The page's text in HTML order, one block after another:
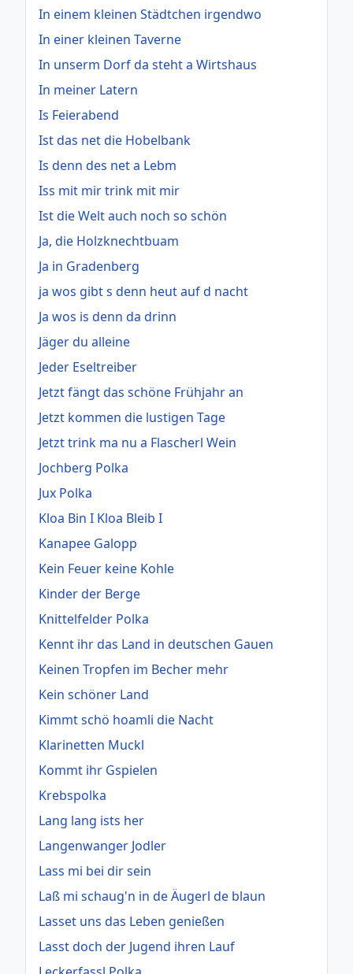
In einem kleinen Städtchen irgendwo
In einer kleinen Taverne
In unserm Dorf da steht a Wirtshaus
In meiner Latern
Is Feierabend
Ist das net die Hobelbank
Is denn des net a Lebm
Iss mit mir trink mit mir
Ist die Welt auch noch so schön
Ja, die Holzknechtbuam
Ja in Gradenberg
ja wos gibt s denn heut auf d nacht
Ja wos is denn da drinn
Jäger du alleine
Jeder Eseltreiber
Jetzt fängt das schöne Frühjahr an
Jetzt kommen die lustigen Tage
Jetzt trink ma nu a Flascherl Wein
Jochberg Polka
Jux Polka
Kloa Bin I Kloa Bleib I
Kanapee Galopp
Kein Feuer keine Kohle
Kinder der Berge
Knittelfelder Polka
Kennt ihr das Land in deutschen Gauen
Keinen Tropfen im Becher mehr
Kein schöner Land
Kimmt schö hoamli die Nacht
Klarinetten Muckl
Kommt ihr Gspielen
Krebspolka
Lang lang ists her
Langenwanger Jodler
Lass mi bei dir sein
Laß mi schaug'n in de Äugerl de blaun
Lasset uns das Leben genießen
Lasst doch der Jugend ihren Lauf